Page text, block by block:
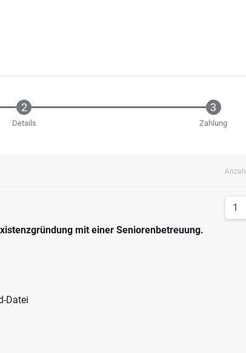
Details Zahlung
Anzahl
mit einer Seniorenbetreuung.
Datei